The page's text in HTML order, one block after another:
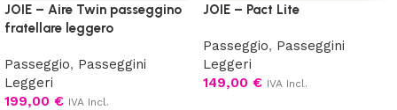
JOIE – Aire Twin passeggino
fratellare leggero
Passeggio, Passeggini
Leggeri
199,00 € IVA Incl.
JOIE – Pact Lite
Passeggio, Passeggini
Leggeri
149,00 € IVA Incl.